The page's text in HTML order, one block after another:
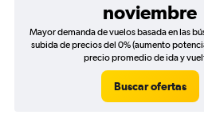
noviembre
Mayor demanda de vuelos basada en las
subida de precios del 0% (aumento
precio promedio de ida y
Buscar ofertas